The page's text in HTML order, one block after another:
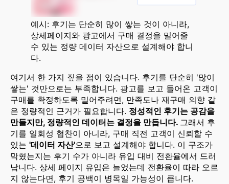
예시: 후기는 단순히 많이 쌓는 것이 아니라,
상세페이지와 광고에서 구매 결정을 밀어줄
수 있는 정량 데이터 자산으로 설계해야 합니
다.
여기서 한 가지 짚을 점이 있습니다. 후기를 단순히 '많이
쌓는' 것만으로는 부족합니다. 광고를 보고 들어온 고객이
구매를 확정하도록 밀어주려면, 만족도나 재구매 의향 같
은 정량적인 근거가 필요합니다. 정성적인 후기는 공감을
만들지만, 정량적인 데이터는 결정을 만듭니다. 그래서 후
기를 일회성 협찬이 아니라, 구매 직전 고객이 신뢰할 수
있는 '데이터 자산'으로 보고 설계해야 합니다. 이 구조가
막혔는지는 후기 수가 아니라 유입 대비 전환율에서 드러
납니다. 상세 페이지 유입은 늘었는데 전환율이 따라 오르
지 않는다면, 후기 공백이 병목일 가능성이 큽니다.